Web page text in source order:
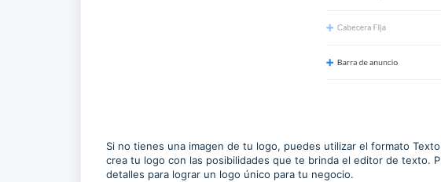
Si no tienes una imagen de tu logo, puedes utilizar el formato
crea tu logo con las posibilidades que te brinda el editor de texto.
detalles para lograr un logo único para tu negocio.